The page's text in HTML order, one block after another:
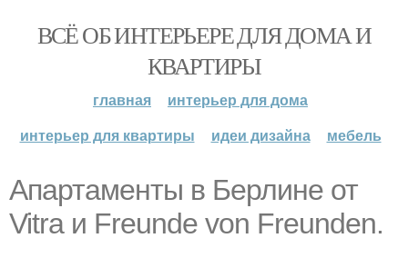
ВСЁ ОБ ИНТЕРЬЕРЕ ДЛЯ ДОМА И
КВАРТИРЫ
главная
интерьер для дома
интерьер для квартиры
идеи дизайна мебель
Апартаменты в Берлине от
Vitra и Freunde von Freunden.